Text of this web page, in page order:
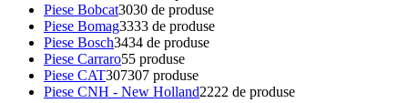
Piese Bobcat3030 de produse
Piese Bomag3333 de produse
Piese Bosch3434 de produse
Piese Carraro55 produse
Piese CAT307307 produse
Piese CNH - New Holland2222 de produse